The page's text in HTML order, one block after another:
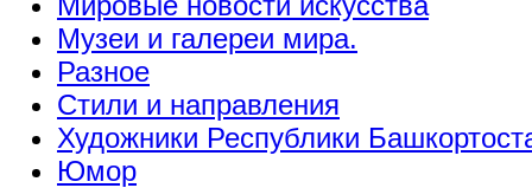
Музеи и галереи мира.
Разное
Стили и направления
Художники Республики
Юмор